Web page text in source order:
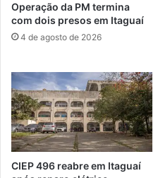
m
s
o
s
o
s
d
e
s
Operação da PM termina
com dois presos em Itaguaí
4 de agosto de 2026
CIEP 496 reabre em Itaguaí